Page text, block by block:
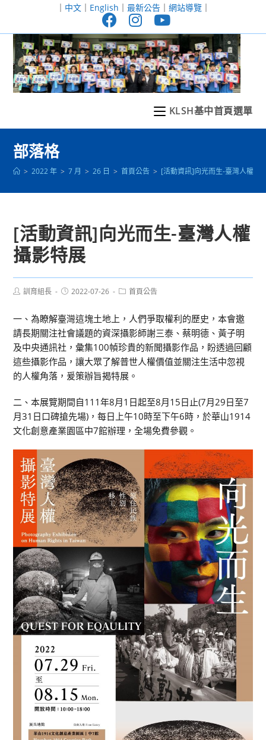
至
｜ 中文｜ English ｜ 最新公告｜ 網站導覽｜
KLSH基中首頁選單
部落格
> 2022 年 > 7 月 > 26 日 > 首頁公告 > [活動資訊]向光而生-臺灣人權攝
[活動資訊]向光而生-臺灣人權
攝影特展
Post訓育組長
Post2022-07-26
Post首頁公告
一、為瞭解臺灣這塊土地上，人們爭取權利的歷史，本會邀
請長期關注社會議題的資深攝影師謝三泰、蔡明德、黃子明
及中央通訊社，彙集100幀珍貴的新聞攝影作品，盼透過回顧
這些攝影作品，讓大眾了解普世人權價值並關注生活中忽視
的人權角落，爰策辦旨揭特展。
二、本展覽期間自111年8月1日起至8月15日止(7月29日至7
月31日口碑搶先場)，每日上午10時至下午6時，於華山1914
文化創意產業園區中7館辦理，全場免費參觀。